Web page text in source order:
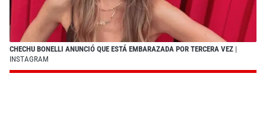
CHECHU BONELLI ANUNCIÓ QUE ESTÁ EMBARAZADA POR TERCERA VEZ |
INSTAGRAM